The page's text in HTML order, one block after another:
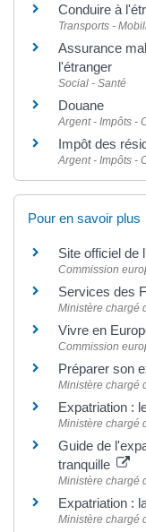
Conduire à
Transports -
Assurance
l'étranger
Social - Santé
Douane
Argent - Impôts -
Impôt des
Argent - Impôts -
Pour en savoir plus
Site officiel de
Commission
Services des
Ministère chargé
Vivre en
Commission
Préparer son
Ministère chargé
Expatriation :
Ministère chargé
Guide de
tranquille
Ministère chargé
Expatriation :
Ministère chargé